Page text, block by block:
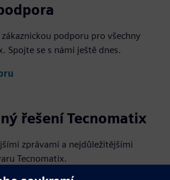
podporu pro všechny
Spojte se s námi ještě dnes.
řešení Tecnomatix
zprávami a nejdůležitějšími
Tecnomatix.